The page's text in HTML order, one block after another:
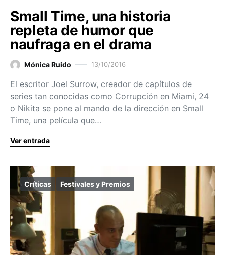
Small Time, una historia
repleta de humor que
naufraga en el drama
Mónica Ruido 13/10/2016
El escritor Joel Surrow, creador de capítulos de
series tan conocidas como Corrupción en Miami, 24
o Nikita se pone al mando de la dirección en Small
Time, una película que…
Ver entrada
Críticas Festivales y Premios